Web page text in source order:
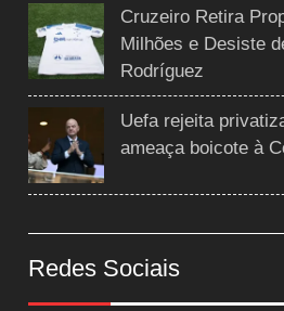
Cruzeiro Retira
Milhões e Desiste
Rodríguez
Uefa rejeita
ameaça boicote à
Redes Sociais